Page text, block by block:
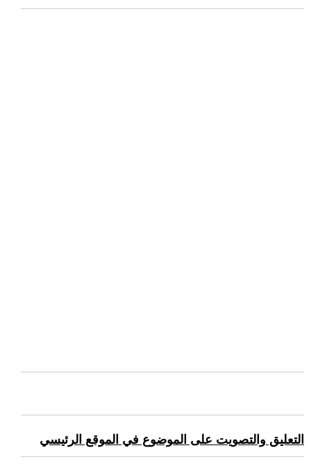
التعليق والتصويت على الموضوع في الموقع الرئيسي